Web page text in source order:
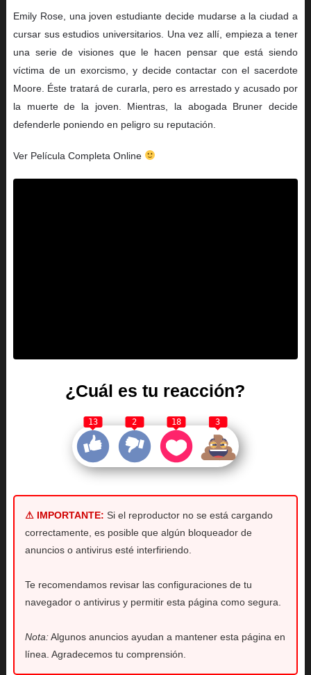
Emily Rose, una joven estudiante decide mudarse a la ciudad a
cursar sus estudios universitarios. Una vez allí, empieza a tener
una serie de visiones que le hacen pensar que está siendo
víctima de un exorcismo, y decide contactar con el sacerdote
Moore. Éste tratará de curarla, pero es arrestado y acusado por
la muerte de la joven. Mientras, la abogada Bruner decide
defenderle poniendo en peligro su reputación.
Ver Película Completa Online
¿Cuál es tu reacción?
13 2 18 3
⚠ IMPORTANTE: Si el reproductor no se está cargando
correctamente, es posible que algún bloqueador de
anuncios o antivirus esté interfiriendo.
Te recomendamos revisar las configuraciones de tu
navegador o antivirus y permitir esta página como segura.
Nota:Algunos anuncios ayudan a mantener esta página en
línea. Agradecemos tu comprensión.